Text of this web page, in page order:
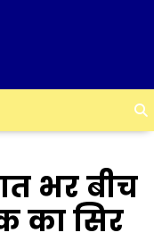
भर बीच
का सिर